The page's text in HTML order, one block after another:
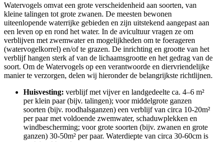
Watervogels omvat een grote verscheidenheid aan soorten, van
kleine talingen tot grote zwanen. De meesten bewonen
uiteenlopende waterrijke gebieden en zijn uitstekend aangepast aan
een leven op en rond het water. In de avicultuur vragen ze om
verblijven met zwemwater en mogelijkheden om te foerageren
(watervogelkorrel) en/of te grazen. De inrichting en grootte van het
verblijf hangen sterk af van de lichaamsgrootte en het gedrag van de
soort. Om de Watervogels op een verantwoorde en diervriendelijke
manier te verzorgen, delen wij hieronder de belangrijkste richtlijnen.
Huisvesting: verblijf met vijver en landgedeelte ca. 4–6 m²
per klein paar (bijv. talingen); voor middelgrote ganzen
soorten (bijv. roodhalsganzen) een verblijf van circa 10-20m²
per paar met voldoende zwemwater, schaduwplekken en
windbescherming; voor grote soorten (bijv. zwanen en grote
ganzen) 30-50m² per paar. Waterdiepte van circa 30-60cm is